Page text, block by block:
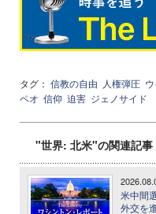
タグ： 信教の自由 人権弾圧
ペオ 信仰 迫害 ジェノサイド
"世界: 北米"の関連記事
米中間
外交を